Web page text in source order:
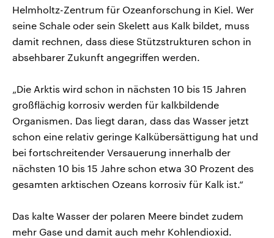
Helmholtz-Zentrum für Ozeanforschung in Kiel. Wer
seine Schale oder sein Skelett aus Kalk bildet, muss
damit rechnen, dass diese Stützstrukturen schon in
absehbarer Zukunft angegriffen werden.
„Die Arktis wird schon in nächsten 10 bis 15 Jahren
großflächig korrosiv werden für kalkbildende
Organismen. Das liegt daran, dass das Wasser jetzt
schon eine relativ geringe Kalkübersättigung hat und
bei fortschreitender Versauerung innerhalb der
nächsten 10 bis 15 Jahre schon etwa 30 Prozent des
gesamten arktischen Ozeans korrosiv für Kalk ist.“
Das kalte Wasser der polaren Meere bindet zudem
mehr Gase und damit auch mehr Kohlendioxid.